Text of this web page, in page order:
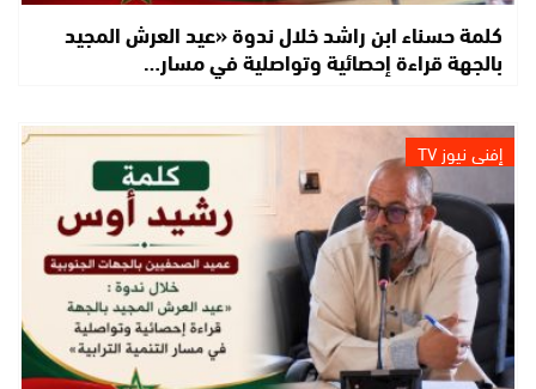
كلمة حسناء ابن راشد خلال ندوة «عيد العرش المجيد
بالجهة قراءة إحصائية وتواصلية في مسار…
إفني نيوز TV